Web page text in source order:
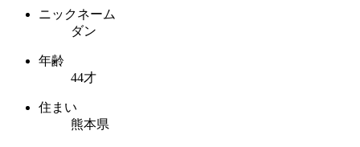
ニックネーム
ダン
年齢
44才
住まい
熊本県